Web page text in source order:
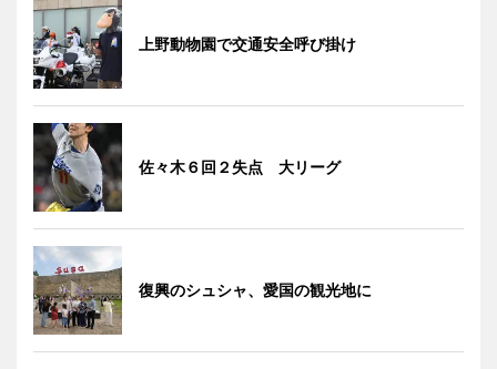
上野動物園で交通安全呼び掛け
佐々木６回２失点 大リーグ
復興のシュシャ、愛国の観光地に